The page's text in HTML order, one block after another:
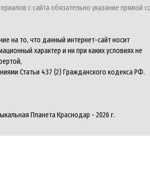
с сайта обязательно указание прямой
на то, что данный интернет-сайт носит
характер и ни при каких условиях не
Статьи 437 (2) Гражданского кодекса РФ.
Планета Краснодар - 2026 г.